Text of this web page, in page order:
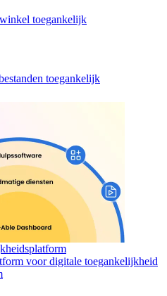
toegankelijk
toegankelijk
voor digitale toegankelijkheid